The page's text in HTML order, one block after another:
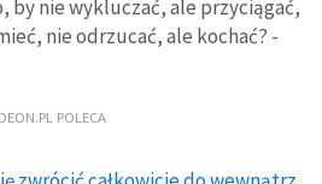
by nie wykluczać, ale przyciągać,
nie odrzucać, ale kochać? -
DEON.PL POLECA